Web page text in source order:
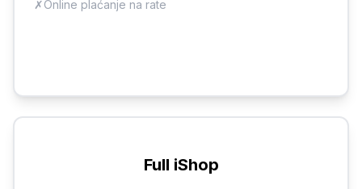
✗Online plaćanje na rate
Full iShop